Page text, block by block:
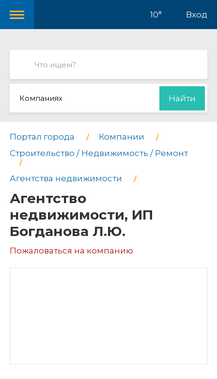
10° Вход
Компаниях Найти
Портал города
Компании
Строительство / Недвижимость / Ремонт
Агентства недвижимости
Агентство
недвижимости, ИП
Богданова Л.Ю.
Пожаловаться на компанию